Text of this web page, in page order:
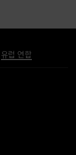
유럽 연합